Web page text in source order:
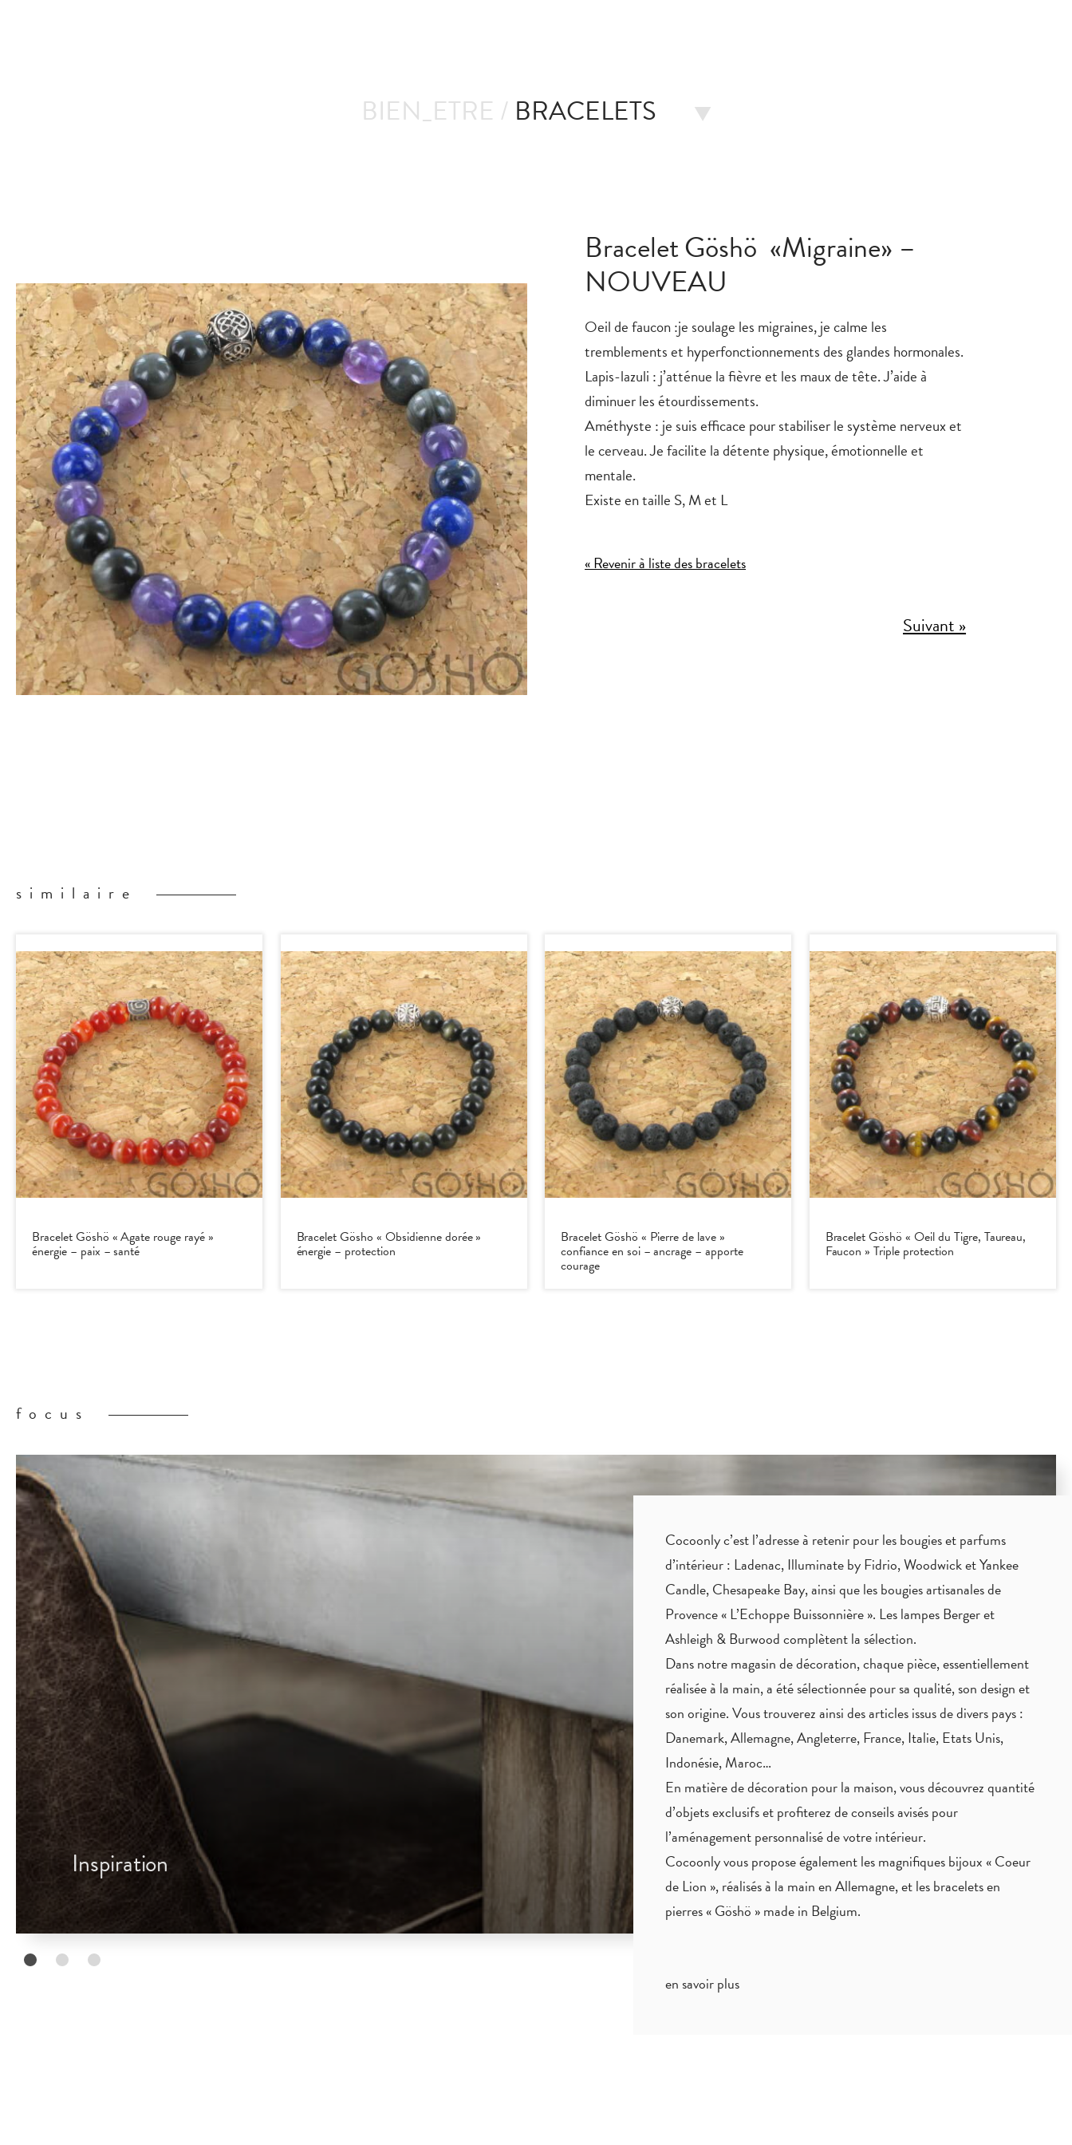
BIEN_ETRE / BRACELETS
Bracelet Göshö «Migraine» –
NOUVEAU
Oeil de faucon :je soulage les migraines, je calme les
tremblements et hyperfonctionnements des glandes hormonales.
Lapis-lazuli : j’atténue la fièvre et les maux de tête. J’aide à
diminuer les étourdissements.
Améthyste : je suis efficace pour stabiliser le système nerveux et
le cerveau. Je facilite la détente physique, émotionnelle et
mentale.
Existe en taille S, M et L
« Revenir à liste des bracelets
Suivant »
similaire
Bracelet Göshö « Agate rouge rayé »
énergie – paix – santé
Bracelet Gösho « Obsidienne dorée »
énergie – protection
Bracelet Göshö « Pierre de lave »
confiance en soi – ancrage – apporte
courage
Bracelet Göshö « Oeil du Tigre, Taureau,
Faucon » Triple protection
focus
Inspiration
Cocoonly c’est l’adresse à retenir pour les bougies et parfums
d’intérieur : Ladenac, Illuminate by Fidrio, Woodwick et Yankee
Candle, Chesapeake Bay, ainsi que les bougies artisanales de
Provence « L’Echoppe Buissonnière ». Les lampes Berger et
Ashleigh & Burwood complètent la sélection.
Dans notre magasin de décoration, chaque pièce,essentiellement
réalisée à la main, a été sélectionnée pour sa qualité, son design et
son origine. Vous trouverez ainsi des articles issus de divers pays :
Danemark, Allemagne, Angleterre, France, Italie, Etats Unis,
Indonésie, Maroc…
En matière de décoration pour la maison, vous découvrez quantité
d’objets exclusifset profiterez deconseils aviséspour
l’aménagement personnalisé de votre intérieur.
Cocoonly vous propose également les magnifiques bijoux « Coeur
de Lion », réalisés à la main en Allemagne, et les bracelets en
pierres « Göshö » made in Belgium.
en savoir plus